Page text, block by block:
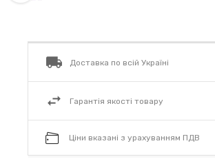
Доставка по всій Україні
Гарантія якості товару
Ціни вказані з урахуванням ПДВ